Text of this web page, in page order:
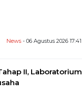
News - 06 Agustus 2026 17:41
II, Laboratorium